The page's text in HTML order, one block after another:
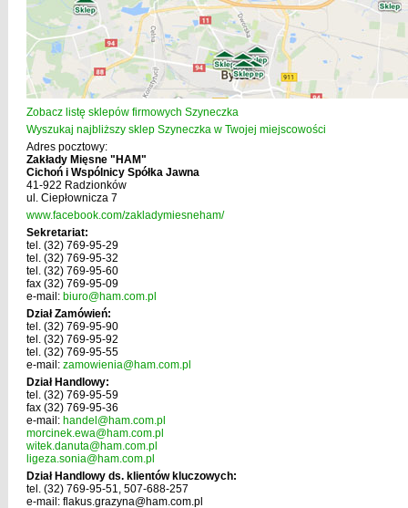
Zobacz listę sklepów firmowych Szyneczka
Wyszukaj najbliższy sklep Szyneczka w Twojej miejscowości
Adres pocztowy:
Zakłady Mięsne "HAM"
Cichoń i Wspólnicy Spółka Jawna
41-922 Radzionków
ul. Ciepłownicza 7
www.facebook.com/zakladymiesneham/
Sekretariat:
tel. (32) 769-95-29
tel. (32) 769-95-32
tel. (32) 769-95-60
fax (32) 769-95-09
e-mail: biuro@ham.com.pl
Dział Zamówień:
tel. (32) 769-95-90
tel. (32) 769-95-92
tel. (32) 769-95-55
e-mail: zamowienia@ham.com.pl
Dział Handlowy:
tel. (32) 769-95-59
fax (32) 769-95-36
e-mail: handel@ham.com.pl
morcinek.ewa@ham.com.pl
witek.danuta@ham.com.pl
ligeza.sonia@ham.com.pl
Dział Handlowy ds. klientów kluczowych:
tel. (32) 769-95-51, 507-688-257
e-mail: flakus.grazyna@ham.com.pl